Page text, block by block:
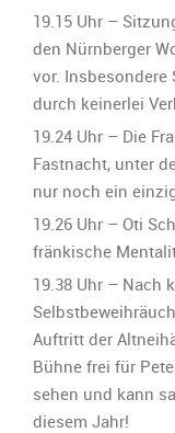
‬19.15 Uhr –
den Nürnberger
vor. Insbesondere
durch keinerlei
19.24 Uhr – Die
Fastnacht, unter
nur noch ein
19.26 Uhr – Oti
fränkische
19.38 Uhr – Nach
Auftritt der
Bühne frei für
sehen und kann
diesem Jahr!